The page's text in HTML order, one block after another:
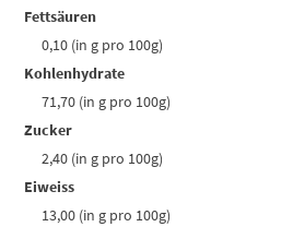
Fettsäuren
0,10 (in g pro 100g)
Kohlenhydrate
71,70 (in g pro 100g)
Zucker
2,40 (in g pro 100g)
Eiweiss
13,00 (in g pro 100g)